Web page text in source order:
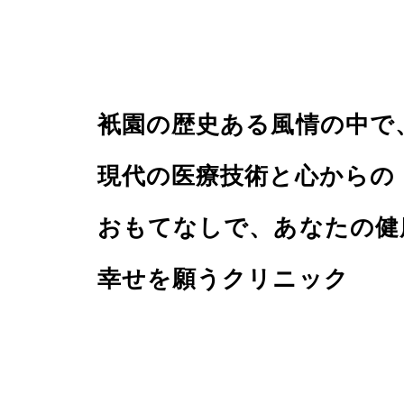
衹園の歴史ある風情の中で
現代の医療技術と心からの
おもてなしで、あなたの
幸せを願うクリニック